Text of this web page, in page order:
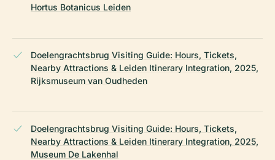
Hortus Botanicus Leiden
Doelengrachtsbrug Visiting Guide: Hours, Tickets,
Nearby Attractions & Leiden Itinerary Integration, 2025,
Rijksmuseum van Oudheden
Doelengrachtsbrug Visiting Guide: Hours, Tickets,
Nearby Attractions & Leiden Itinerary Integration, 2025,
Museum De Lakenhal